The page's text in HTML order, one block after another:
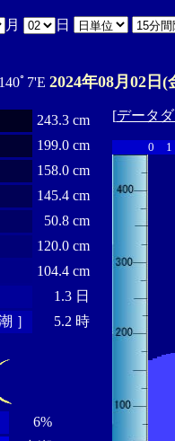
月 日
ﾟ7'E 2024年08月02日(
243.3 cm
199.0 cm
158.0 cm
145.4 cm
50.8 cm
120.0 cm
104.4 cm
1.3 日
］
5.2 時
6%
[データ
0 1